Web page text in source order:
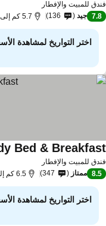
للمبيت والإفطار
7.8 جيد 136 5.7 كم إلى وسط المدينة
اختر التواريخ لمشاهدة
للمبيت والإفطار
Bed &
8.5 ممتاز 347 6.5 كم إلى وسط المدينة
اختر التواريخ لمشاهدة